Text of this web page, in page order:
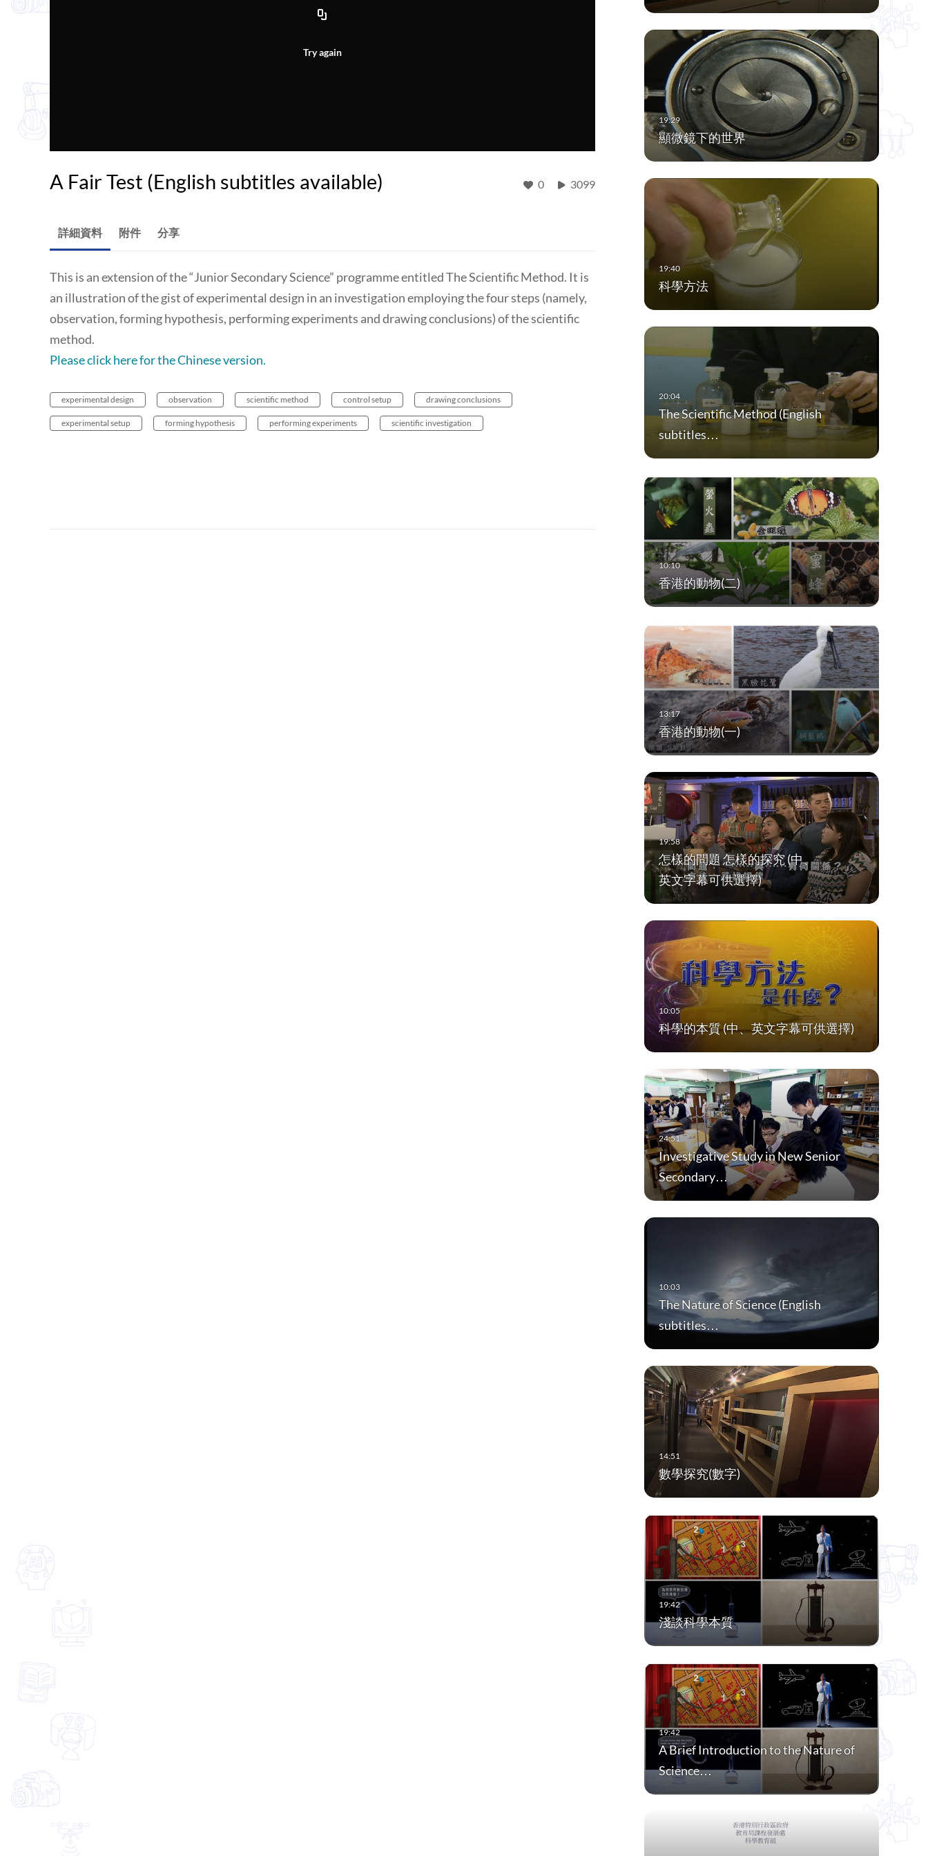
Try again
A Fair Test (English subtitles available) 0 3099
顯微鏡下的世界
科學方法
The Scientific Method (English
subtitles…
香港的動物(二)
香港的動物(一)
怎樣的問題 怎樣的探究 (中、
英文字幕可供選擇)
科學的本質 (中、英文字幕可供選擇)
Investigative Study in New Senior
Secondary…
The Nature of Science (English
subtitles…
數學探究(數字)
淺談科學本質
A Brief Introduction to the Nature of
Science…
詳細資料 附件 分享
This is an extension of the “Junior Secondary Science” programme entitled The Scientific Method. It is
an illustration of the gist of experimental design in an investigation employing the four steps (namely,
observation, forming hypothesis, performing experiments and drawing conclusions) of the scientific
method.
Please click here for the Chinese version.
experimental design observation scientific method control setup drawing conclusions
experimental setup forming hypothesis performing experiments scientific investigation